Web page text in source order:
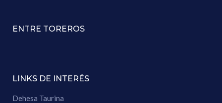
ENTRE TOREROS
LINKS DE INTERÉS
Dehesa Taurina